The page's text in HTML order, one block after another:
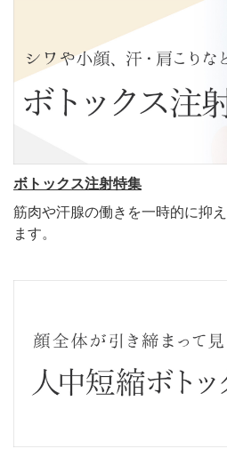
ボトックス注射特集
筋肉や汗腺の働きを一時的に抑
ます。